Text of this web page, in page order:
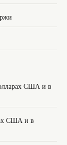
США и в
США и в